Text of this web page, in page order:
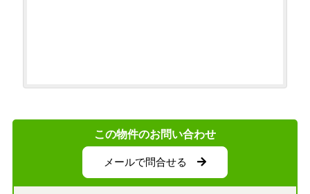
この物件のお問い合わせ
メールで問合せる